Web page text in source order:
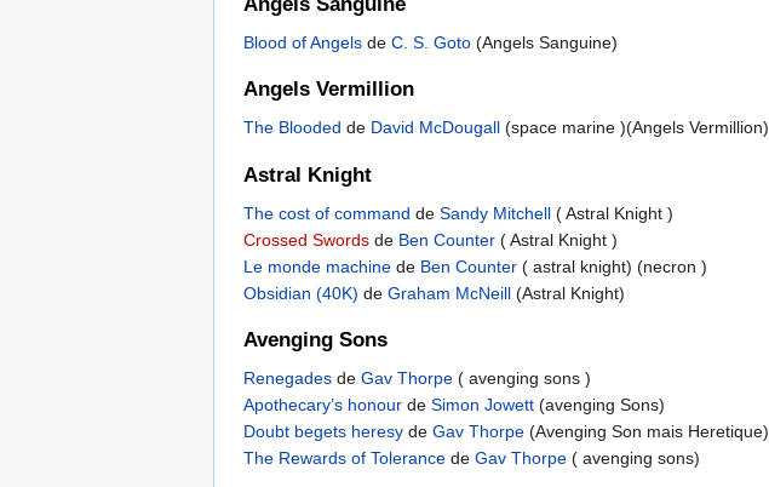
Blood of Angels de C. S. Goto (Angels Sanguine)
Angels Vermillion
The Blooded de David McDougall (space marine )(Angels Vermillion)
Astral Knight
The cost of command de Sandy Mitchell ( Astral Knight )
Crossed Swords de Ben Counter ( Astral Knight )
Le monde machine de Ben Counter ( astral knight) (necron )
Obsidian (40K) de Graham McNeill (Astral Knight)
Avenging Sons
Renegades de Gav Thorpe ( avenging sons )
Apothecary’s honour de Simon Jowett (avenging Sons)
Doubt begets heresy de Gav Thorpe (Avenging Son mais Heretique)
The Rewards of Tolerance de Gav Thorpe ( avenging sons)